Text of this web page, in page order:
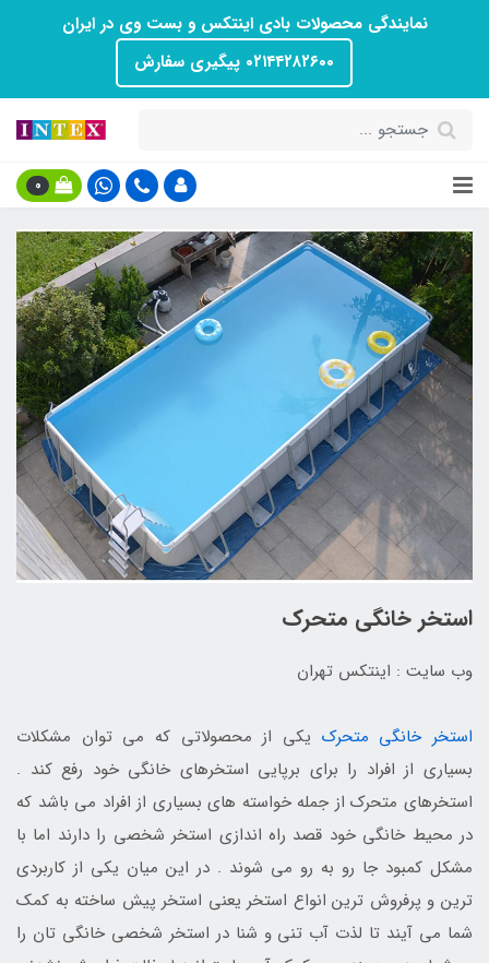
نمایندگی محصولات بادی اینتکس و بست وی در ایران
۰۲۱۴۴۲۸۲۶۰۰ پیگیری سفارش
0
استخر خانگی متحرک
وب سایت : اینتکس تهران
استخر خانگی متحرک یکی از محصولاتی که می توان مشکلات
بسیاری از افراد را برای برپایی استخرهای خانگی خود رفع کند .
استخرهای متحرک از جمله خواسته های بسیاری از افراد می باشد که
در محیط خانگی خود قصد راه اندازی استخر شخصی را دارند اما با
مشکل کمبود جا رو به رو می شوند . در این میان یکی از کاربردی
ترین و پرفروش ترین انواع استخر یعنی استخر پیش ساخته به کمک
شما می آیند تا لذت آب تنی و شنا در استخر شخصی خانگی تان را